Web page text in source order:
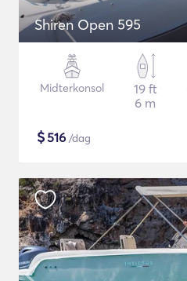
Shiren Open 595
Midterkonsol
19 ft
6 m
$516 /dag